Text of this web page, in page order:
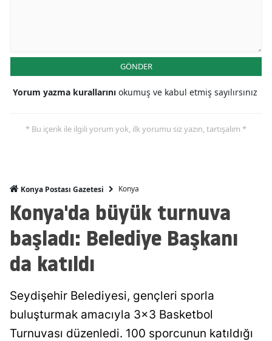
İzmir
Kırşehir
Kocaeli
Kütahya
Malatya
GÖNDER
Yorum yazma kurallarını okumuş ve kabul etmiş sayılırsınız
* Bu içerik ile ilgili yorum yok, ilk yorumu siz yazın, tartışalım *
Konya Postası Gazetesi Konya
Konya'da büyük turnuva
başladı: Belediye Başkanı
da katıldı
Seydişehir Belediyesi, gençleri sporla
buluşturmak amacıyla 3x3 Basketbol
Turnuvası düzenledi. 100 sporcunun katıldığı